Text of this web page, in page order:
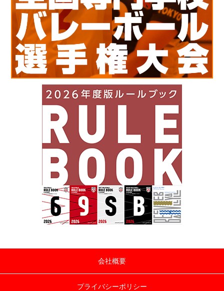
会社概要
プライバシーポリシー